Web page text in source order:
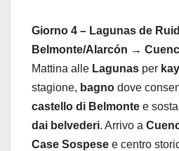
Giorno 4 – Lagunas de
Belmonte/Alarcón →
Mattina alle Lagunas per
stagione, bagno dove
castello di Belmonte e
dai belvederi. Arrivo a
Case Sospese e centro